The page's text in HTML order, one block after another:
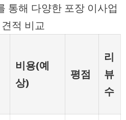
통해 다양한 포장 이사업
적 비교
비용(예
상)
평점
리
뷰
수